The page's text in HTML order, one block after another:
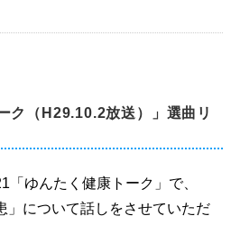
ク（H29.10.2放送）」選曲リ
「ゆんたく健康トーク」で、
」について話しをさせていただ